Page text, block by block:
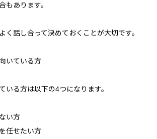
もあります。
く話し合って決めておくことが大切です。
いている方
いる方は以下の4つになります。
い方
任せたい方